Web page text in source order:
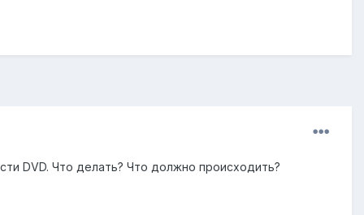
DVD. Что делать? Что должно происходить?